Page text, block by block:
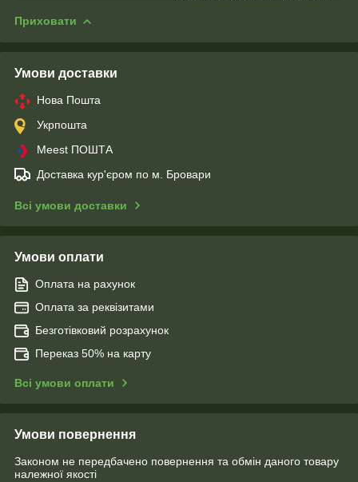
Приховати
Умови доставки
Нова Пошта
Укрпошта
Meest ПОШТА
Доставка кур'єром по м. Бровари
Всі умови доставки
Умови оплати
Оплата на рахунок
Оплата за реквізитами
Безготівковий розрахунок
Переказ 50% на карту
Всі умови оплати
Умови повернення
Законом не передбачено повернення та обмін даного товару
належної якості